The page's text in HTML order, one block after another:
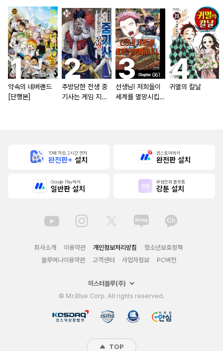
약속의 네버랜드
[단행본]
추방당한 전생 중
기사는 게임 지식
선생님! 저희들이
세계를 멸망시킵니
귀멸의 칼날
10배 적립, 2시간 먼저
완전판+ 설치
원스토어에서
완전판 설치
Google Play에서
일반판 설치
무협만화 플랫폼
강툰 설치
회사소개 이용약관 개인정보처리방침
청소년보호정책
블루머니이용약관
고객센터 사업자정보 PC버전
미스터블루(주)
© Mr.Blue Corp. All rights reserved.
TOP